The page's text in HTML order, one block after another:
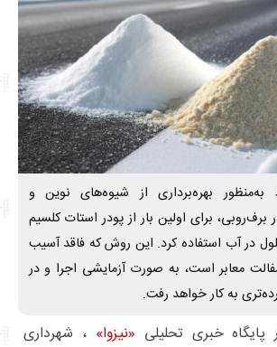
به‌منظور بهره‌برداری از شیوه‌های نوین و
برای اولین بار از پودر استات کلسیم
در آب استفاده کرد. این روش که فاقد آسیب
معابر است، به صورت آزمایشی اجرا و در
به کار خواهد رفت.
پایگاه خبری تحلیلی «نیزوا» ، شهرداری